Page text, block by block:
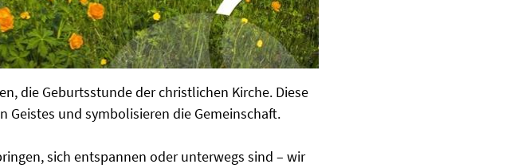
die Geburtsstunde der christlichen Kirche. Diese
Geistes und symbolisieren die Gemeinschaft.
sich entspannen oder unterwegs sind – wir